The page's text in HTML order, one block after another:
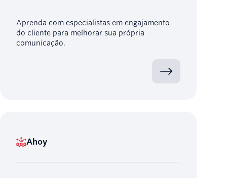
Aprenda com especialistas em engajamento
do cliente para melhorar sua própria
comunicação.
Ahoy